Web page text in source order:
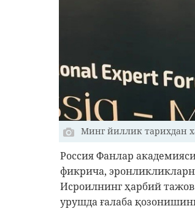
Минг йиллик тарихдан
Россия Фанлар
фикрича,
Исроилнинг ҳарбий
урушда ғалаба